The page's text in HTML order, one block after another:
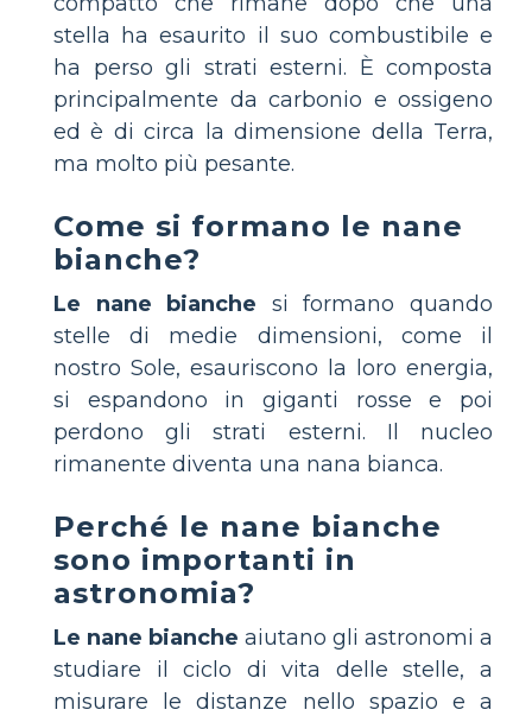
stella ha esaurito il suo combustibile e
ha perso gli strati esterni. È composta
principalmente da carbonio e ossigeno
ed è di circa la dimensione della Terra,
ma molto più pesante.
Come si formano le nane
bianche?
Le nane bianche si formano quando
stelle di medie dimensioni, come il
nostro Sole, esauriscono la loro energia,
si espandono in giganti rosse e poi
perdono gli strati esterni. Il nucleo
rimanente diventa una nana bianca.
Perché le nane bianche
sono importanti in
astronomia?
Le nane bianche aiutano gli astronomi a
studiare il ciclo di vita delle stelle, a
misurare le distanze nello spazio e a